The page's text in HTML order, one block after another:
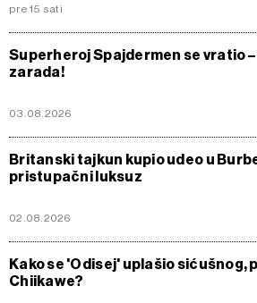
pre 15 sati
Superheroj Spajdermen se vratio
zarada!
03.08.2026
Britanski tajkun kupio udeo u
pristupačni luksuz
02.08.2026
Kako se 'Odisej' uplašio sićušnog,
Chiikawe?